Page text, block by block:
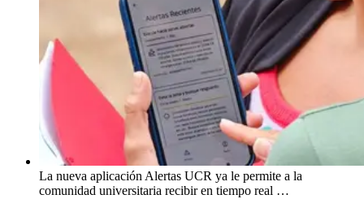
La nueva aplicación Alertas UCR ya le permite a la
comunidad universitaria recibir en tiempo real …